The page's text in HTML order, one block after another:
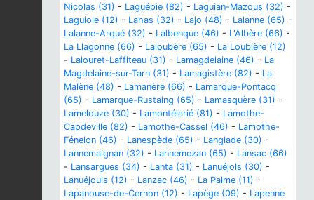
Nicolas (31) - Laguépie (82) - Laguian-Mazous (32) -
Laguiole (12) - Lahas (32) - Lajo (48) - Lalanne (65) -
Lalanne-Arqué (32) - Lalbenque (46) - L'Albère (66) -
La Llagonne (66) - Laloubère (65) - La Loubière (12)
- Lalouret-Laffiteau (31) - Lamagdelaine (46) - La
Magdelaine-sur-Tarn (31) - Lamagistère (82) - La
Malène (48) - Lamanère (66) - Lamarque-Pontacq
(65) - Lamarque-Rustaing (65) - Lamasquère (31) -
Lamelouze (30) - Lamontélarié (81) - Lamothe-
Capdeville (82) - Lamothe-Cassel (46) - Lamothe-
Fénelon (46) - Lanespède (65) - Langlade (30) -
Lannemaignan (32) - Lannemezan (65) - Lansac (66)
- Lansargues (34) - Lanta (31) - Lanuéjols (30) -
Lanuéjouls (12) - Lanzac (46) - La Palme (11) -
Lapanouse-de-Cernon (12) - Lapège (09) - Lapenne